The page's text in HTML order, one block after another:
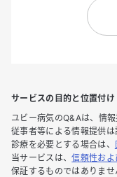
サービスの目的と位置付け
ユビー病気のQ&Aは、情
従事者等による情報提供は
診療を必要とする場合は、
当サービスは、信頼性お
保証するものではありませ